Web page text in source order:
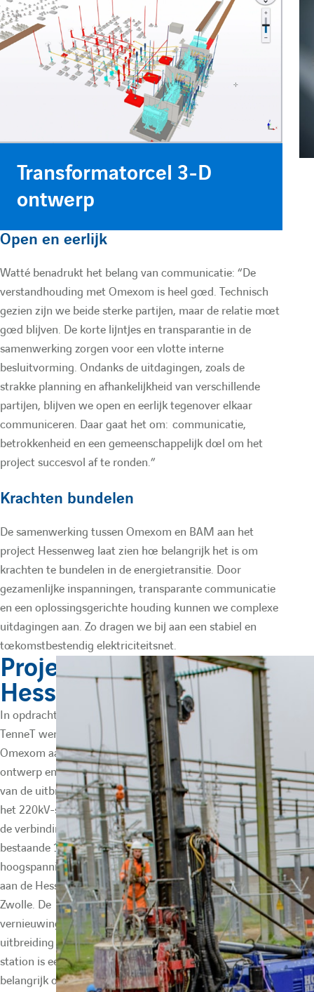
Transformatorcel 3-D
ontwerp
Open en eerlijk
Watté benadrukt het belang van communicatie: “De
verstandhouding met Omexom is heel goed. Technisch
gezien zijn we beide sterke partijen, maar de relatie moet
goed blijven. De korte lijntjes en transparantie in de
samenwerking zorgen voor een vlotte interne
besluitvorming. Ondanks de uitdagingen, zoals de
strakke planning en afhankelijkheid van verschillende
partijen, blijven we open en eerlijk tegenover elkaar
communiceren. Daar gaat het om: communicatie,
betrokkenheid en een gemeenschappelijk doel om het
project succesvol af te ronden.”
Krachten bundelen
De samenwerking tussen Omexom en BAM aan het
project Hessenweg laat zien hoe belangrijk het is om
krachten te bundelen in de energietransitie. Door
gezamenlijke inspanningen, transparante communicatie
en een oplossingsgerichte houding kunnen we complexe
uitdagingen aan. Zo dragen we bij aan een stabiel en
toekomstbestendig elektriciteitsnet.
Project
Hessenweg
In opdracht van
TenneT werkt
Omexom aan het
ontwerp en de bouw
van de uitbreiding van
het 220kV-station en
de verbinding met het
bestaande 110kV-
hoogspanningsstation
aan de Hessenweg in
Zwolle. De
vernieuwing en
uitbreiding van het
station is een
belangrijk onderdeel